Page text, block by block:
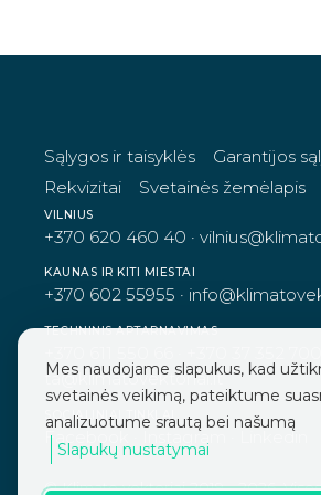
Mes naudojame slapukus, kad
svetainės veikimą, pateiktume
analizuotume srautą bei našumą
Slapukų nustatymai
Sąlygos ir taisyklės
Garantijos
Rekvizitai
Svetainės žemėlapis
VILNIUS
+370 620 460 40 ·
KAUNAS IR KITI MIESTAI
+370 602 55955 ·
TECHNINIS APTARNAVIMAS
ta@klimatovektoriai.lt
SOCIALINIAI TINKLAI
Facebook Instagram Linkedin
© Klimato vektoriai 2019 - 2026.